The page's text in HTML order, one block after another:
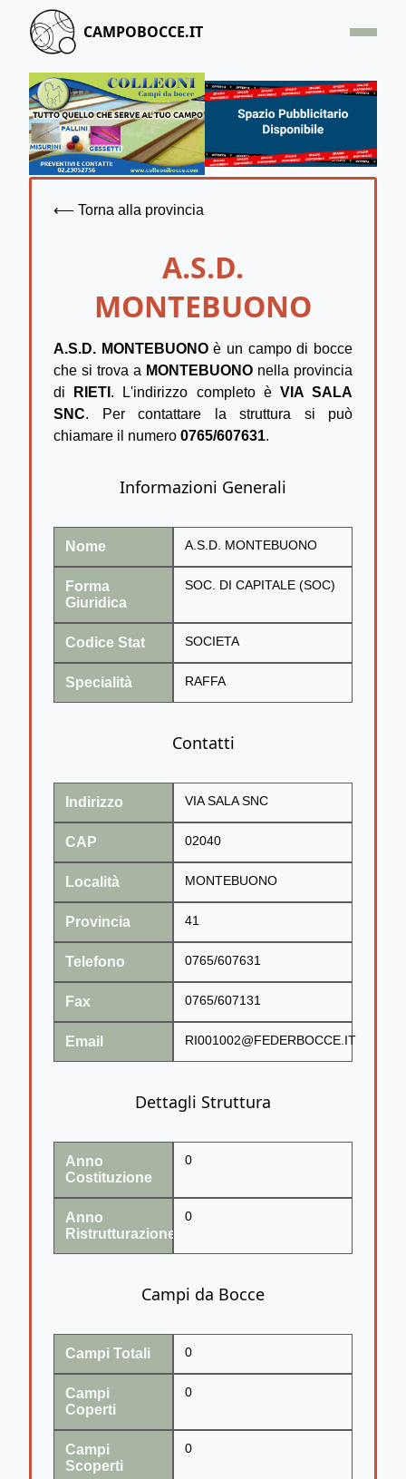
CAMPOBOCCE.IT
HOME
OFFERTA
SEGNALA UN CAMPO
⟵ Torna alla provincia
A.S.D.
MONTEBUONO
A.S.D. MONTEBUONOè un campo di bocce
che si trova a MONTEBUONO nella provincia
di
RIETI . L'indirizzo completo è VIA SALA
SNC. Per contattare la struttura si può
chiamare il numero 0765/607631.
Informazioni Generali
Nome A.S.D. MONTEBUONO
Forma
Giuridica
SOC. DI CAPITALE (SOC)
Codice Stat SOCIETA
Specialità RAFFA
Contatti
Indirizzo VIA SALA SNC
CAP 02040
Località MONTEBUONO
Provincia 41
Telefono 0765/607631
Fax 0765/607131
Email RI001002@FEDERBOCCE.IT
Dettagli Struttura
Anno
Costituzione
0
Anno
Ristrutturazione
0
Campi da Bocce
Campi Totali 0
Campi
Coperti
0
Campi
Scoperti
0